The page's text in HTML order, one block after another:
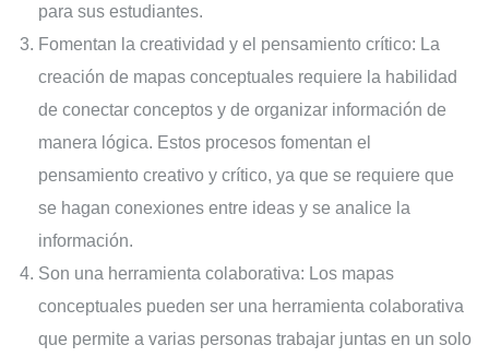
para sus estudiantes.
Fomentan la creatividad y el pensamiento crítico: La
creación de mapas conceptuales requiere la habilidad
de conectar conceptos y de organizar información de
manera lógica. Estos procesos fomentan el
pensamiento creativo y crítico, ya que se requiere que
se hagan conexiones entre ideas y se analice la
información.
Son una herramienta colaborativa: Los mapas
conceptuales pueden ser una herramienta colaborativa
que permite a varias personas trabajar juntas en un solo